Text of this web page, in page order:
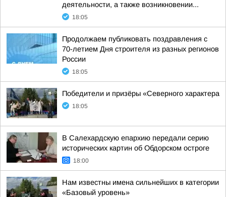
деятельности, а также возникновении...
18:05
Продолжаем публиковать поздравления с
70-летием Дня строителя из разных регионов
России
18:05
Победители и призёры «Северного характера
18:05
В Салехардскую епархию передали серию
исторических картин об Обдорском остроге
18:00
Нам известны имена сильнейших в категории
«Базовый уровень»